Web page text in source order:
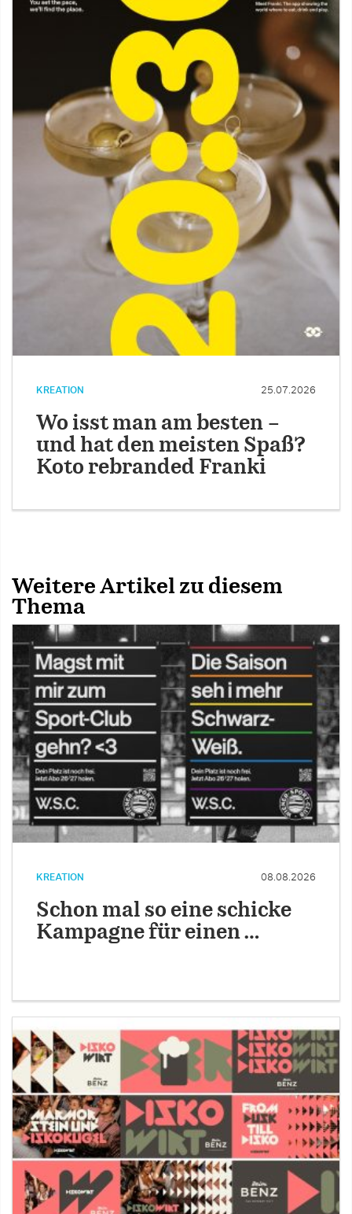
KREATION 25.07.2026
Wo isst man am besten –
und hat den meisten Spaß?
Koto rebranded Franki
Weitere Artikel zu diesem
Thema
KREATION 08.08.2026
Schon mal so eine schicke
Kampagne für einen …